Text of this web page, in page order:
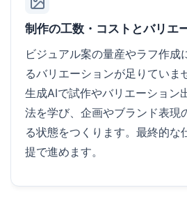
制作の工数・コストとバリエ
ビジュアル案の量産やラフ作成
るバリエーションが足りていま
生成AIで試作やバリエーション
法を学び、企画やブランド表現
る状態をつくります。最終的な
提で進めます。